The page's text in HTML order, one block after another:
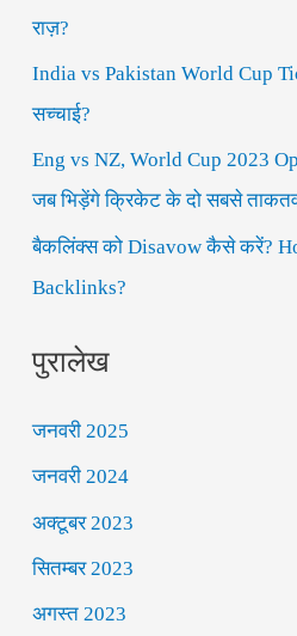
f
o
r
राज़?
India vs Pakistan World Cup
सच्चाई?
Eng vs NZ, World Cup 2023
जब भिड़ेंगे क्रिकेट के दो सबसे ताकतवर
बैकलिंक्स को Disavow कैसे करें?
Backlinks?
पुरालेख
जनवरी 2025
जनवरी 2024
अक्टूबर 2023
सितम्बर 2023
अगस्त 2023